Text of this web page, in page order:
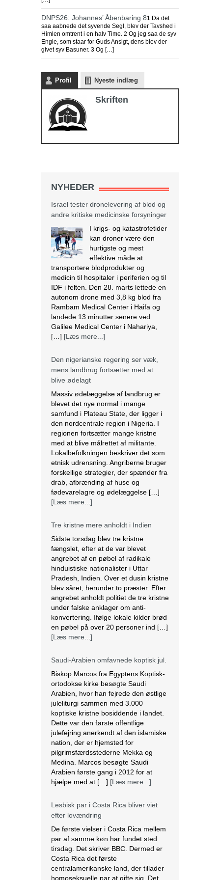
DNPS26: Johannes’ Åbenbaring 81 Da det
saa aabnede det syvende Segl, blev der Tavshed i
Himlen omtrent i en halv Time. 2 Og jeg saa de syv
Engle, som staar for Guds Ansigt, dens blev der
givet syv Basuner. 3 Og […]
Profil Nyeste indlæg
Skriften
NYHEDER
Israel tester dronelevering af blod og
andre kritiske medicinske forsyninger
I krigs- og katastrofetider
kan droner være den
hurtigste og mest
effektive måde at
transportere blodprodukter og
medicin til hospitaler i periferien og til
IDF i felten. Den 28. marts lettede en
autonom drone med 3,8 kg blod fra
Rambam Medical Center i Haifa og
landede 13 minutter senere ved
Galilee Medical Center i Nahariya,
[…] [Læs mere...]
Den nigerianske regering ser væk,
mens landbrug fortsætter med at
blive ødelagt
Massiv ødelæggelse af landbrug er
blevet det nye normal i mange
samfund i Plateau State, der ligger i
den nordcentrale region i Nigeria. I
regionen fortsætter mange kristne
med at blive målrettet af militante.
Lokalbefolkningen beskriver det som
etnisk udrensning. Angriberne bruger
forskellige strategier, der spænder fra
drab, afbrænding af huse og
fødevarelagre og ødelæggelse […]
[Læs mere...]
Tre kristne mere anholdt i Indien
Sidste torsdag blev tre kristne
fængslet, efter at de var blevet
angrebet af en pøbel af radikale
hinduistiske nationalister i Uttar
Pradesh, Indien. Over et dusin kristne
blev såret, herunder to præster. Efter
angrebet anholdt politiet de tre kristne
under falske anklager om anti-
konvertering. Ifølge lokale kilder brød
en pøbel på over 20 personer ind […]
[Læs mere...]
Saudi-Arabien omfavnede koptisk jul.
Biskop Marcos fra Egyptens Koptisk-
ortodokse kirke besøgte Saudi
Arabien, hvor han fejrede den østlige
juleliturgi sammen med 3.000
koptiske kristne bosiddende i landet.
Dette var den første offentlige
julefejring anerkendt af den islamiske
nation, der er hjemsted for
pilgrimsfærdsstederne Mekka og
Medina. Marcos besøgte Saudi
Arabien første gang i 2012 for at
hjælpe med at […] [Læs mere...]
Lesbisk par i Costa Rica bliver viet
efter lovændring
De første vielser i Costa Rica mellem
par af samme køn har fundet sted
tirsdag. Det skriver BBC. Dermed er
Costa Rica det første
centralamerikanske land, der tillader
homoseksuelle par at gifte sig. Det